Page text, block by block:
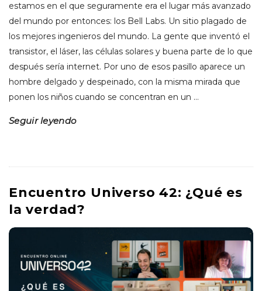
estamos en el que seguramente era el lugar más avanzado
del mundo por entonces: los Bell Labs. Un sitio plagado de
los mejores ingenieros del mundo. La gente que inventó el
transistor, el láser, las células solares y buena parte de lo que
después sería internet. Por uno de esos pasillo aparece un
hombre delgado y despeinado, con la misma mirada que
ponen los niños cuando se concentran en un …
Seguir leyendo
Encuentro Universo 42: ¿Qué es
la verdad?